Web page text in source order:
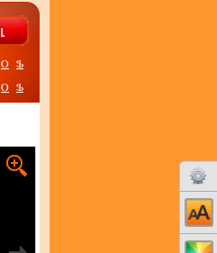
Օ Ֆ
Օ Ֆ